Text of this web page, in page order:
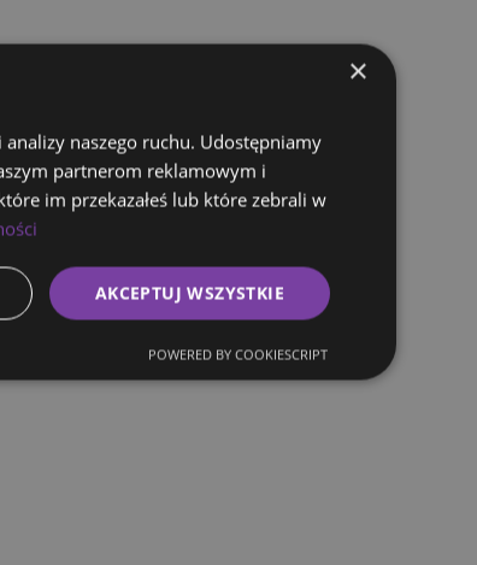
×
naszego ruchu. Udostępniamy
partnerom reklamowym i
im przekazałeś lub które zebrali w
AKCEPTUJ WSZYSTKIE
POWERED BY COOKIESCRIPT